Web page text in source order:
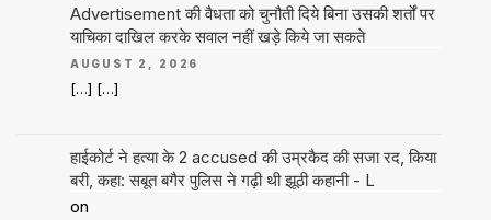
Advertisement की वैधता को चुनौती दिये बिना उसकी शर्तों पर
याचिका दाखिल करके सवाल नहीं खड़े किये जा सकते
AUGUST 2, 2026
[…] […]
हाईकोर्ट ने हत्या के 2 accused की उम्रकैद की सजा रद, किया
बरी, कहा: सबूत बगैर पुलिस ने गढ़ी थी झूठी कहानी - L
on